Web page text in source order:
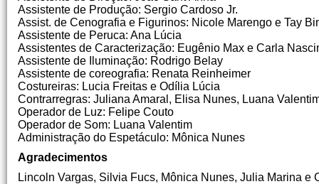
Assistente de Produção: Sergio Cardoso Jr.
Assist. de Cenografia e Figurinos: Nicole Marengo e Tay
Assistente de Peruca: Ana Lúcia
Assistentes de Caracterização: Eugênio Max e Carla
Assistente de Iluminação: Rodrigo Belay
Assistente de coreografia: Renata Reinheimer
Costureiras: Lucia Freitas e Odília Lúcia
Contrarregras: Juliana Amaral, Elisa Nunes, Luana
Operador de Luz: Felipe Couto
Operador de Som: Luana Valentim
Administração do Espetáculo: Mônica Nunes
Agradecimentos
Lincoln Vargas, Silvia Fucs, Mônica Nunes, Julia Marina e